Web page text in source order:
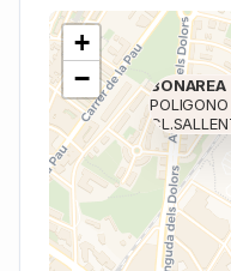
BONAREA
+
−